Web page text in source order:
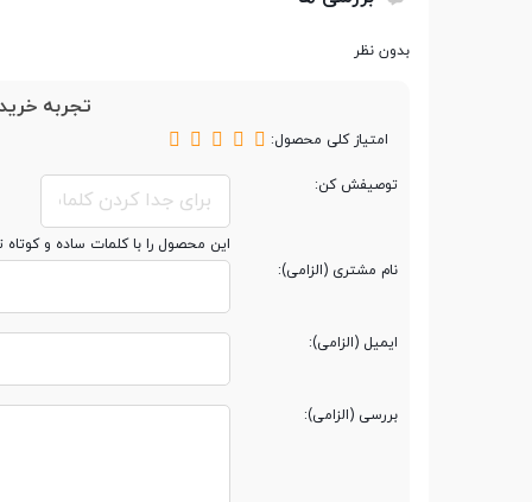
مقاومت در برابر آب
بدون نظر
تجربه
امتیاز کلی محصول:
توصیفش کن:
این محصول را با کلمات ساده و
نام مشتری (الزامی):
ایمیل (الزامی):
بررسی (الزامی):